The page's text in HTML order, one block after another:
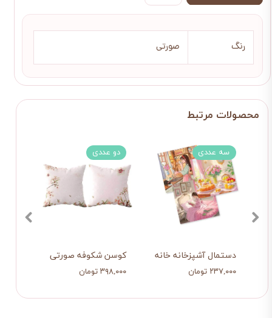
رنگ صورتی
کوسن شکوفه صورتی
۳۹۸,۰۰۰ تومان
دو عددی
دستمال آشپزخانه خانه صورتی
۲۳۷,۰۰۰ تومان
سه عددی
صورتی